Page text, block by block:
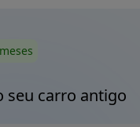
seu carro antigo